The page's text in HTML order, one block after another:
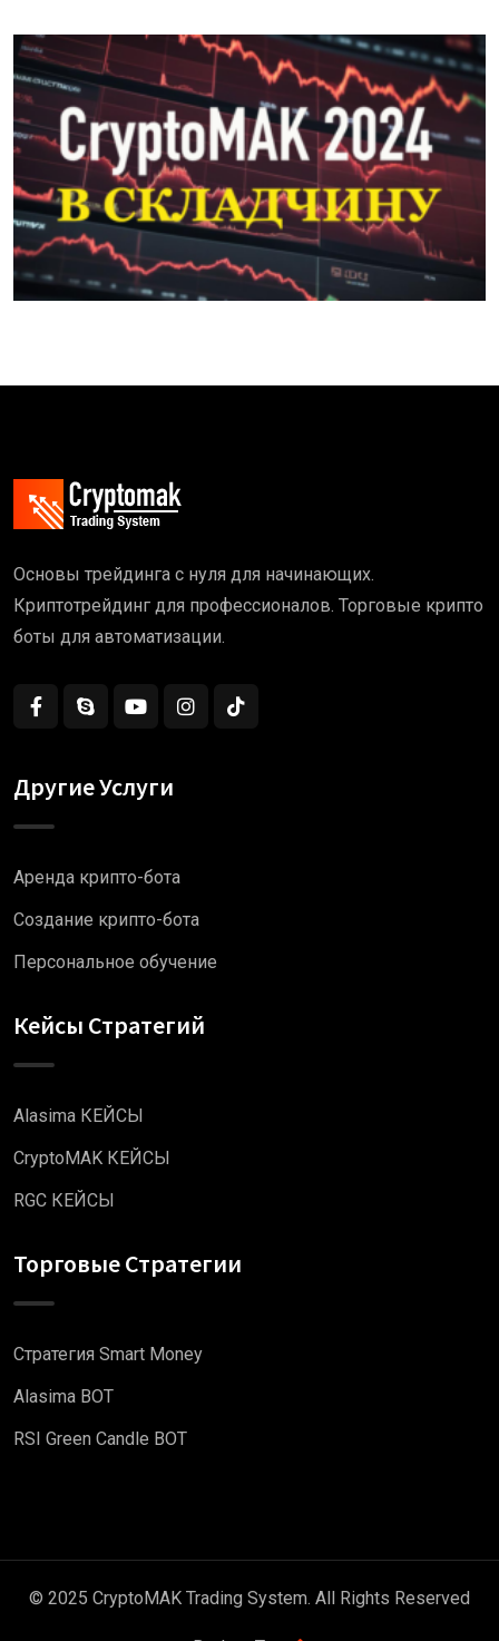
Основы трейдинга с нуля для начинающих.
Криптотрейдинг для профессионалов. Торговые крипто
боты для автоматизации.
Другие Услуги
Аренда крипто-бота
Создание крипто-бота
Персональное обучение
Кейсы Стратегий
Alasima КЕЙСЫ
CryptoMAK КЕЙСЫ
RGC КЕЙСЫ
Торговые Стратегии
Стратегия Smart Money
Alasima BOT
RSI Green Candle BOT
© 2025 CryptoMAK Trading System. All Rights Reserved